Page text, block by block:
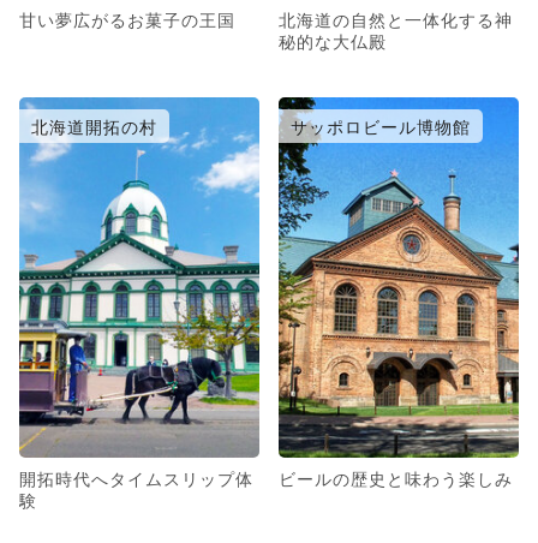
甘い夢広がるお菓子の王国
北海道の自然と一体化する神
秘的な大仏殿
北海道開拓の村
開拓時代へタイムスリップ体
験
サッポロビール博物館
ビールの歴史と味わう楽しみ